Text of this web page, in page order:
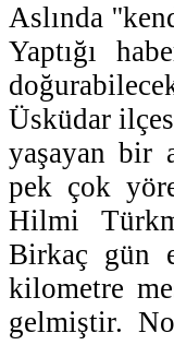
Aslında
Yaptığı
Üsküdar
yaşayan bir
pek çok
Hilmi
Birkaç gün
kilometre
gelmiştir.